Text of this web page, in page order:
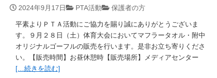
2024年9月17日 PTA活動 保護者の方
平素よりＰＴＡ活動にご協力を賜り誠にありがとうございま
す。９月２８日（土）体育大会においてマフラータオル・附中
オリジナルゴーフルの販売を行います。是非お立ち寄りくださ
い。【販売時間】お昼休憩時【販売場所】メディアセンター
[… 続きを読む]